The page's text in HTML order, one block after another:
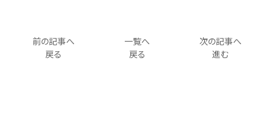
一覧へ
戻る
前の記事へ
戻る
次の記事へ
進む